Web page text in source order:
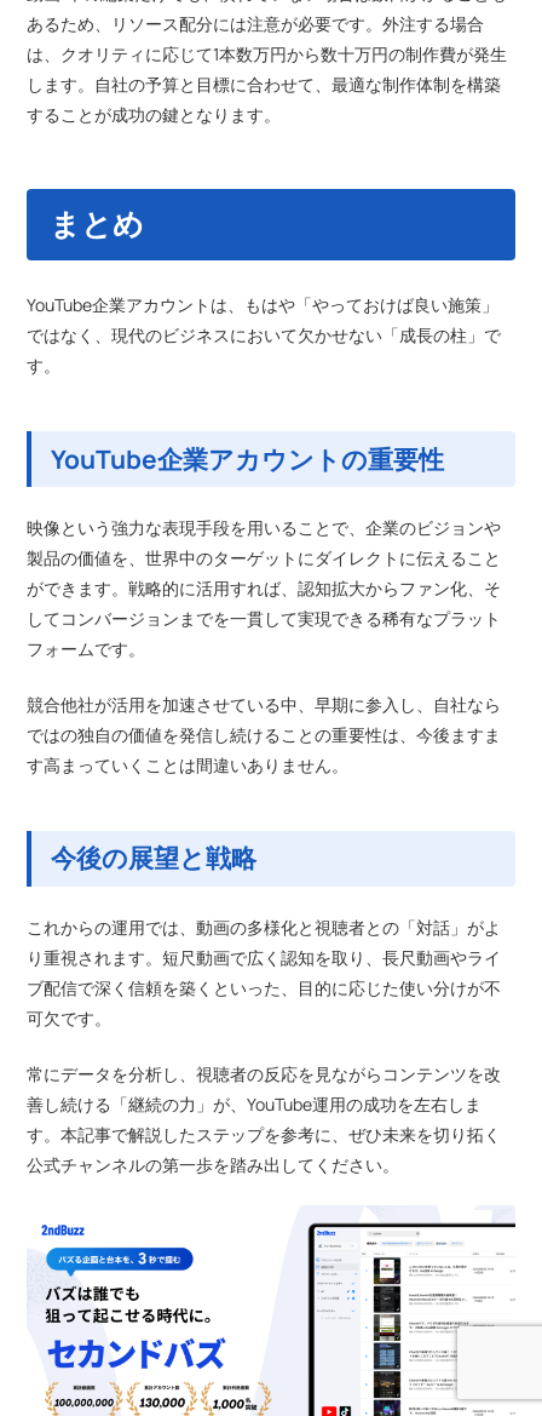
あるため、リソース配分には注意が必要です。外注する場合
は、クオリティに応じて1本数万円から数十万円の制作費が発生
します。自社の予算と目標に合わせて、最適な制作体制を構築
することが成功の鍵となります。
まとめ
YouTube企業アカウントは、もはや「やっておけば良い施策」
ではなく、現代のビジネスにおいて欠かせない「成長の柱」で
す。
YouTube企業アカウントの重要性
映像という強力な表現手段を用いることで、企業のビジョンや
製品の価値を、世界中のターゲットにダイレクトに伝えること
ができます。戦略的に活用すれば、認知拡大からファン化、そ
してコンバージョンまでを一貫して実現できる稀有なプラット
フォームです。
競合他社が活用を加速させている中、早期に参入し、自社なら
ではの独自の価値を発信し続けることの重要性は、今後ますま
す高まっていくことは間違いありません。
今後の展望と戦略
これからの運用では、動画の多様化と視聴者との「対話」がよ
り重視されます。短尺動画で広く認知を取り、長尺動画やライ
ブ配信で深く信頼を築くといった、目的に応じた使い分けが不
可欠です。
常にデータを分析し、視聴者の反応を見ながらコンテンツを改
善し続ける「継続の力」が、YouTube運用の成功を左右しま
す。本記事で解説したステップを参考に、ぜひ未来を切り拓く
公式チャンネルの第一歩を踏み出してください。